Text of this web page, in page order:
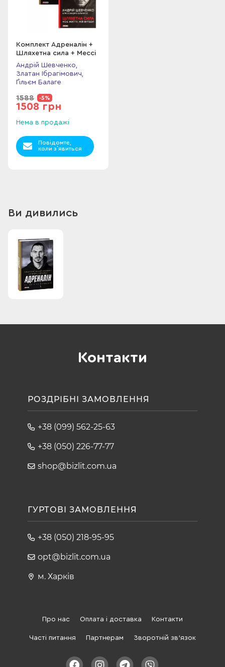
Комплект Адреналін +
Шляхетна сила + Мессі
Андрій Шевченко,
Златан Ібрагімович,
Ґільєм Балаге
1588 -5%
1508 грн
Нема в продажі
Повідомте,
коли з`явиться
Ви дивились
Контакти
РОЗДРІБНІ ЗАМОВЛЕННЯ
+38 (099) 562-25-63
+38 (050) 226-77-77
shop@bizlit.com.ua
ГУРТОВІ ЗАМОВЛЕННЯ
+38 (050) 218-95-95
opt@bizlit.com.ua
м. Харків
Про нас Оплата і доставка Контакти
Часті питання Партнерам Зворотній зв'язок